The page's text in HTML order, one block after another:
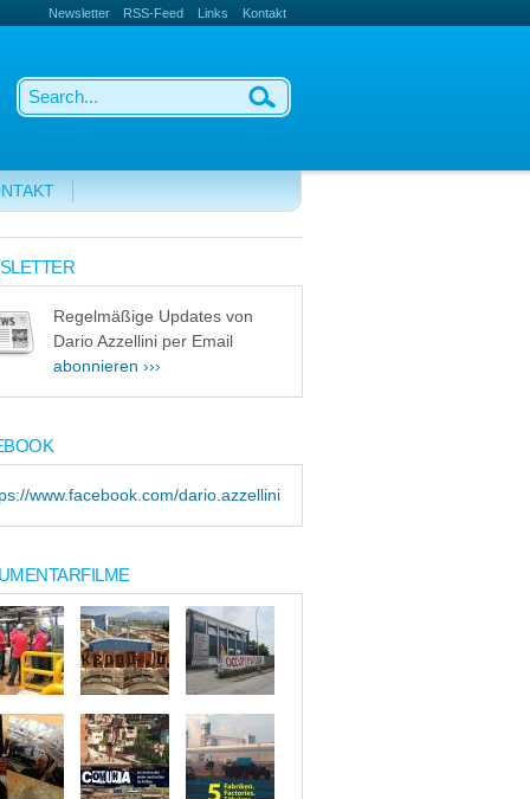
Newsletter RSS-Feed Links Kontakt
Regelmäßige Updates von
Dario Azzellini per Email
abonnieren ›››
www.facebook.com/dario.azzellini